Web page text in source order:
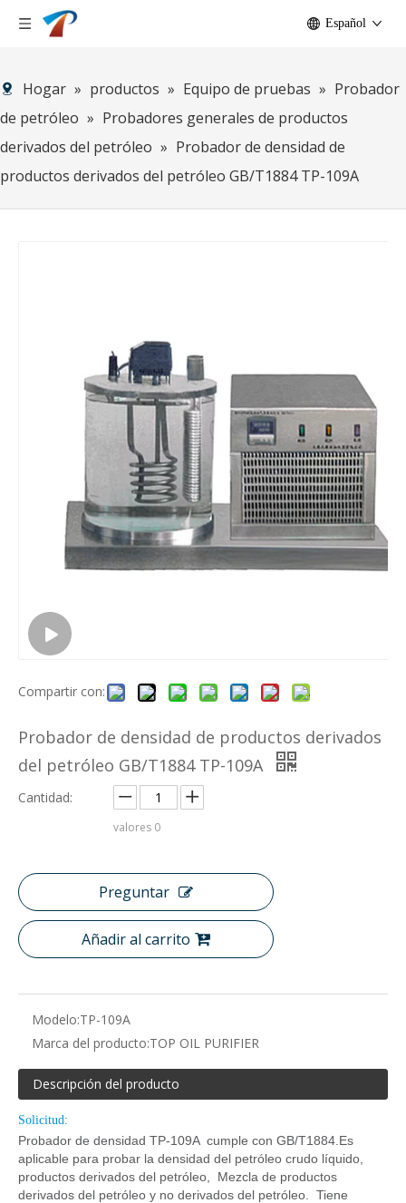
Español
Hogar » productos » Equipo de pruebas » Probador
de petróleo » Probadores generales de productos
derivados del petróleo » Probador de densidad de
productos derivados del petróleo GB/T1884 TP-109A
Compartir con:
Probador de densidad de productos derivados
del petróleo GB/T1884 TP-109A
Cantidad:
valores 0
Preguntar
Añadir al carrito
Modelo:TP-109A
Marca del producto:TOP OIL PURIFIER
Descripción del producto
Solicitud:
Probador de densidad TP-109A cumple con GB/T1884.Es
aplicable para probar la densidad del petróleo crudo líquido,
productos derivados del petróleo, Mezcla de productos
derivados del petróleo y no derivados del petróleo. Tiene